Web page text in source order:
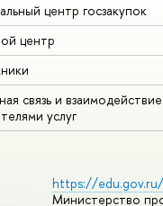
центр госзакупок
центр
связь и
услуг
https://edu.gov.ru/
Министерство